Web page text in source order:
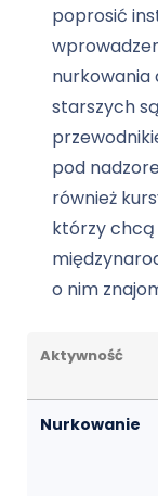
poprosić
nurkowania
starszych
pod
również
którzy chcą
o nim
Aktywność
Nurkowanie